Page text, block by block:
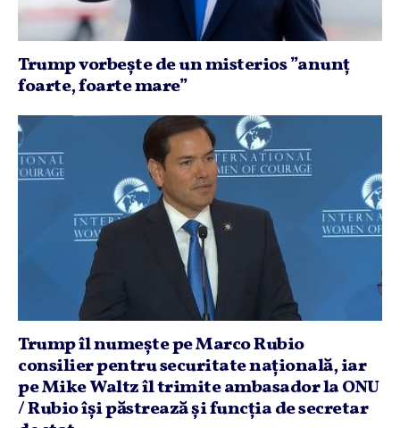
Trump vorbeşte de un misterios ”anunţ
foarte, foarte mare”
Trump îl numeşte pe Marco Rubio
consilier pentru securitate naţională, iar
pe Mike Waltz îl trimite ambasador la ONU
/ Rubio îşi păstrează şi funcţia de secretar